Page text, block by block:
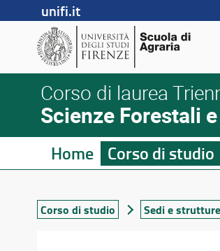
unifi.it
Corso di laurea
Scienze Forestali
Home Corso di studio
Corso di studio Sedi e strutture